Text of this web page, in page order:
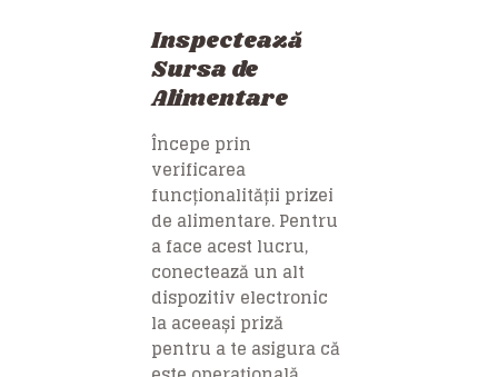
Inspectează
Sursa de
Alimentare
Începe prin
verificarea
funcționalității prizei
de alimentare. Pentru
a face acest lucru,
conectează un alt
dispozitiv electronic
la aceeași priză
pentru a te asigura că